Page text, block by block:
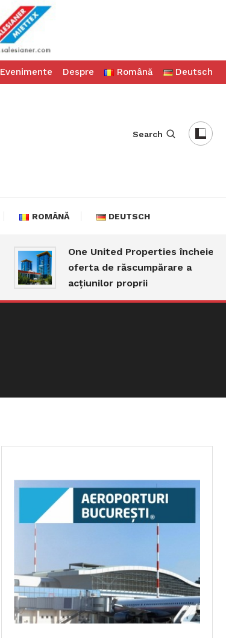
Evenimente Despre Română Deutsch
Search
ROMÂNĂ DEUTSCH
One United Properties încheie
oferta de răscumpărare a
acțiunilor proprii